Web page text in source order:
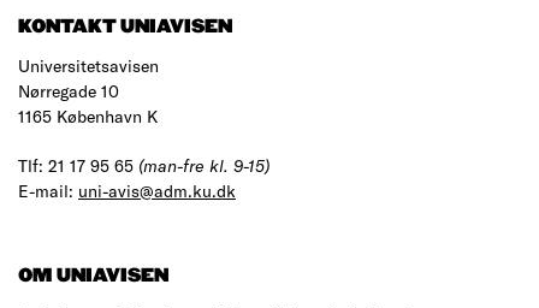
KONTAKT UNIAVISEN
Universitetsavisen
Nørregade 10
1165 København K
Tlf: 21 17 95 65 (man-fre kl. 9-15)
E-mail: uni-avis@adm.ku.dk
OM UNIAVISEN